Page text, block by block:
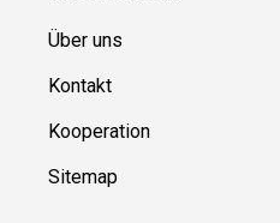
Ressource
Über uns
Kontakt